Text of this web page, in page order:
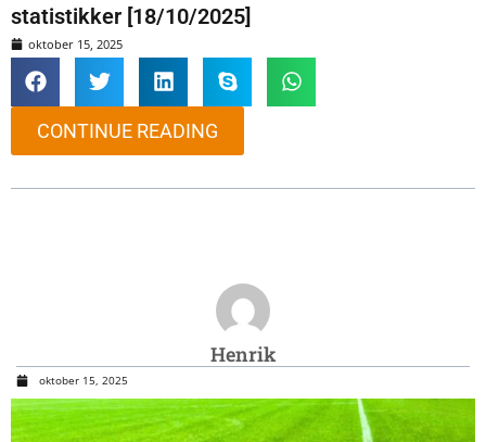
statistikker [18/10/2025]
oktober 15, 2025
CONTINUE READING
Henrik
oktober 15, 2025